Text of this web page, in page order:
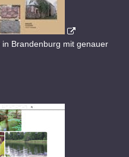
Brandenburg mit genauer